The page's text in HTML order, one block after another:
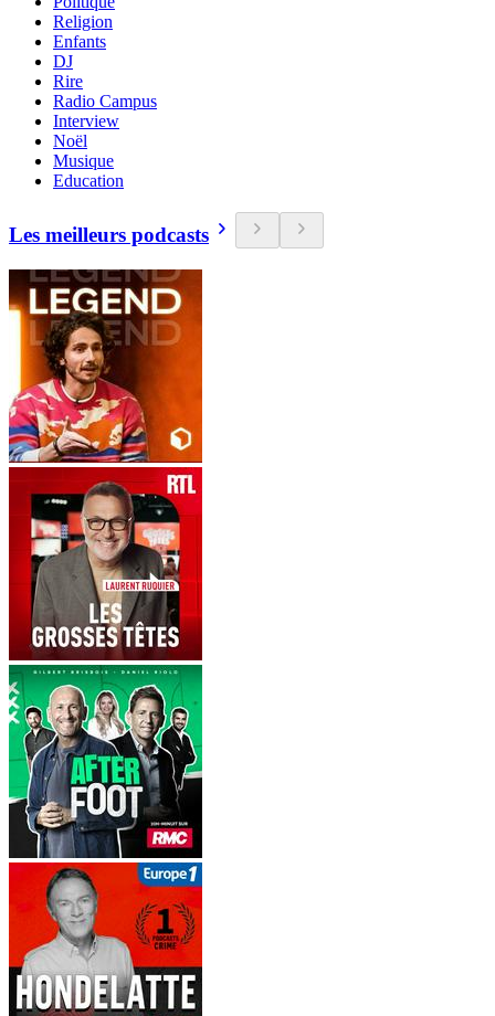
Religion
Enfants
DJ
Rire
Radio Campus
Interview
Noël
Musique
Education
Les meilleurs podcasts